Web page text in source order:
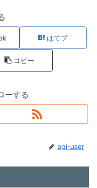
はてブ
コピー
ーする
api-user